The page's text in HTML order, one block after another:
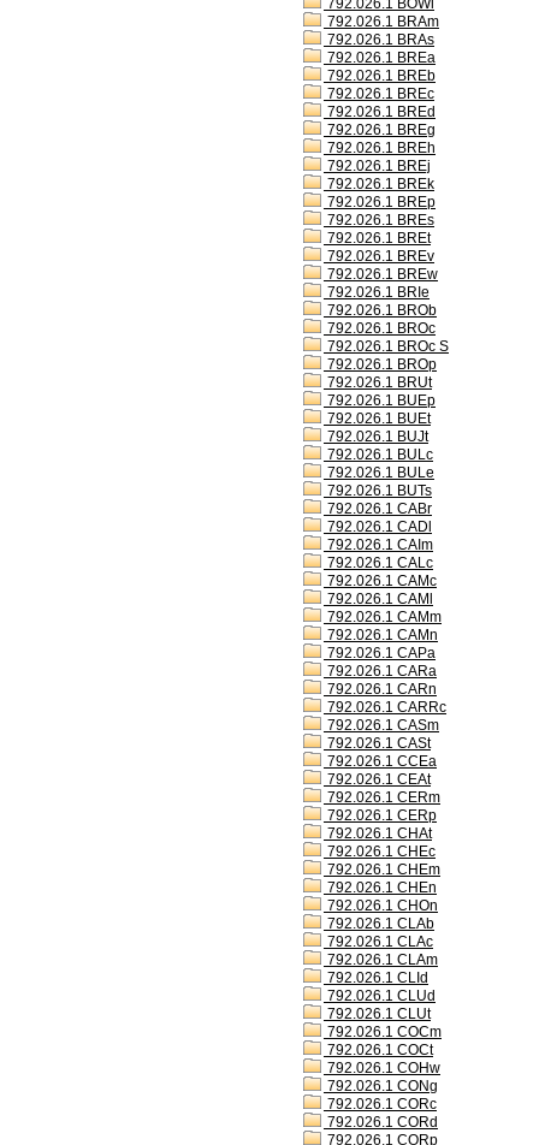
792.026.1 BOWl
792.026.1 BRAm
792.026.1 BRAs
792.026.1 BREa
792.026.1 BREb
792.026.1 BREc
792.026.1 BREd
792.026.1 BREg
792.026.1 BREh
792.026.1 BREj
792.026.1 BREk
792.026.1 BREp
792.026.1 BREs
792.026.1 BREt
792.026.1 BREv
792.026.1 BREw
792.026.1 BRIe
792.026.1 BROb
792.026.1 BROc
792.026.1 BROc S
792.026.1 BROp
792.026.1 BRUt
792.026.1 BUEp
792.026.1 BUEt
792.026.1 BUJt
792.026.1 BULc
792.026.1 BULe
792.026.1 BUTs
792.026.1 CABr
792.026.1 CADl
792.026.1 CAIm
792.026.1 CALc
792.026.1 CAMc
792.026.1 CAMl
792.026.1 CAMm
792.026.1 CAMn
792.026.1 CAPa
792.026.1 CARa
792.026.1 CARn
792.026.1 CARRc
792.026.1 CASm
792.026.1 CASt
792.026.1 CCEa
792.026.1 CEAt
792.026.1 CERm
792.026.1 CERp
792.026.1 CHAt
792.026.1 CHEc
792.026.1 CHEm
792.026.1 CHEn
792.026.1 CHOn
792.026.1 CLAb
792.026.1 CLAc
792.026.1 CLAm
792.026.1 CLId
792.026.1 CLUd
792.026.1 CLUt
792.026.1 COCm
792.026.1 COCt
792.026.1 COHw
792.026.1 CONg
792.026.1 CORc
792.026.1 CORd
792.026.1 CORp